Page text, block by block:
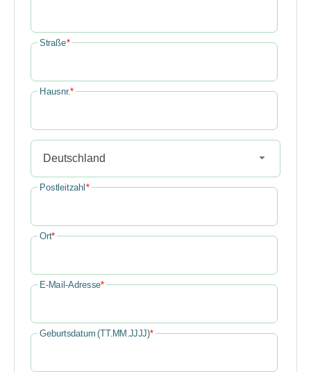
Straße*
Hausnr.*
Deutschland
Postleitzahl *
Ort*
E-Mail-Adresse*
Geburtsdatum (TT.MM.JJJJ)*